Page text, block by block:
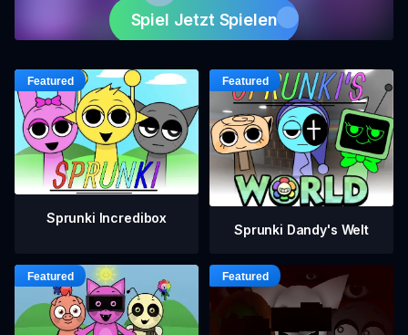
Spiel Jetzt Spielen
Sprunki Incredibox
Sprunki Dandy's Welt